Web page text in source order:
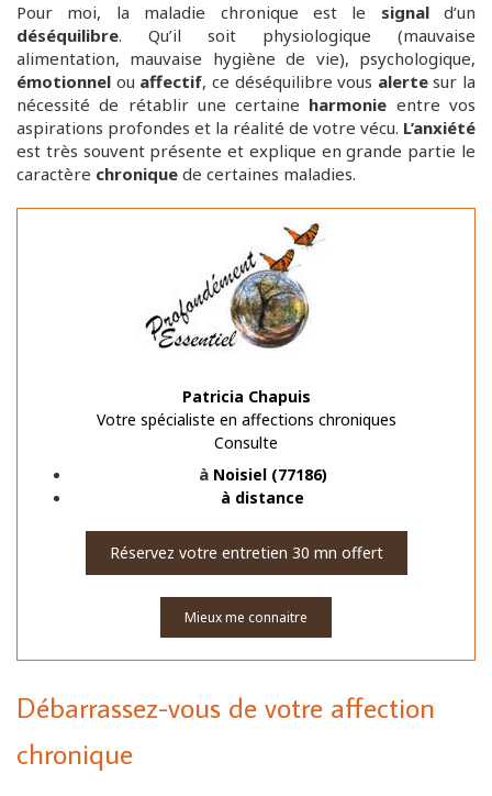
Pour moi, la maladie chronique est le signald’un
déséquilibre. Qu’il soit physiologique (mauvaise
alimentation, mauvaise hygiène de vie), psychologique,
émotionnel ou affectif, ce déséquilibre vous alertesur la
nécessité de rétablir une certaine harmonie entre vos
aspirations profondes et la réalité de votre vécu. L’anxiété
est très souvent présente et explique en grande partie le
caractère chronique de certaines maladies.
Patricia Chapuis
Votre spécialiste en affections chroniques
Consulte
à Noisiel (77186)
à distance
Réservez votre entretien 30 mn offert
Mieux me connaitre
Débarrassez-vous de votre affection
chronique